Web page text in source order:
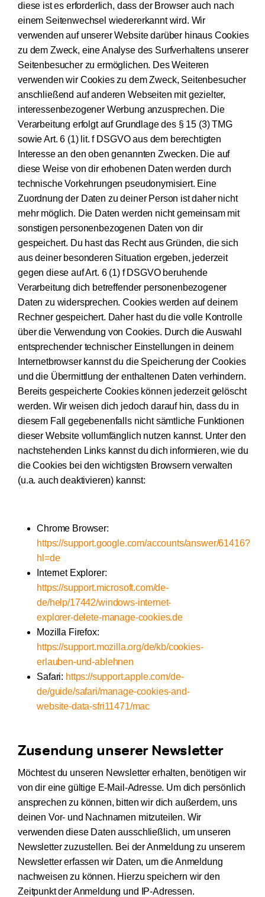
diese ist es erforderlich, dass der Browser auch nach
einem Seitenwechsel wiedererkannt wird. Wir
verwenden auf unserer Website darüber hinaus Cookies
zu dem Zweck, eine Analyse des Surfverhaltens unserer
Seitenbesucher zu ermöglichen. Des Weiteren
verwenden wir Cookies zu dem Zweck, Seitenbesucher
anschließend auf anderen Webseiten mit gezielter,
interessenbezogener Werbung anzusprechen. Die
Verarbeitung erfolgt auf Grundlage des § 15 (3) TMG
sowie Art. 6 (1) lit. f DSGVO aus dem berechtigten
Interesse an den oben genannten Zwecken. Die auf
diese Weise von dir erhobenen Daten werden durch
technische Vorkehrungen pseudonymisiert. Eine
Zuordnung der Daten zu deiner Person ist daher nicht
mehr möglich. Die Daten werden nicht gemeinsam mit
sonstigen personenbezogenen Daten von dir
gespeichert. Du hast das Recht aus Gründen, die sich
aus deiner besonderen Situation ergeben, jederzeit
gegen diese auf Art. 6 (1) f DSGVO beruhende
Verarbeitung dich betreffender personenbezogener
Daten zu widersprechen. Cookies werden auf deinem
Rechner gespeichert. Daher hast du die volle Kontrolle
über die Verwendung von Cookies. Durch die Auswahl
entsprechender technischer Einstellungen in deinem
Internetbrowser kannst du die Speicherung der Cookies
und die Übermittlung der enthaltenen Daten verhindern.
Bereits gespeicherte Cookies können jederzeit gelöscht
werden. Wir weisen dich jedoch darauf hin, dass du in
diesem Fall gegebenenfalls nicht sämtliche Funktionen
dieser Website vollumfänglich nutzen kannst. Unter den
nachstehenden Links kannst du dich informieren, wie du
die Cookies bei den wichtigsten Browsern verwalten
(u.a. auch deaktivieren) kannst:
Chrome Browser:
https://support.google.com/accounts/answer/61416?
hl=de
Internet Explorer:
https://support.microsoft.com/de-
de/help/17442/windows-internet-
explorer-delete-manage-cookies.de
Mozilla Firefox:
https://support.mozilla.org/de/kb/cookies-
erlauben-und-ablehnen
Safari: https://support.apple.com/de-
de/guide/safari/manage-cookies-and-
website-data-sfri11471/mac
Zusendung unserer Newsletter
Möchtest du unseren Newsletter erhalten, benötigen wir
von dir eine gültige E-Mail-Adresse. Um dich persönlich
ansprechen zu können, bitten wir dich außerdem, uns
deinen Vor- und Nachnamen mitzuteilen. Wir
verwenden diese Daten ausschließlich, um unseren
Newsletter zuzustellen. Bei der Anmeldung zu unserem
Newsletter erfassen wir Daten, um die Anmeldung
nachweisen zu können. Hierzu speichern wir den
Zeitpunkt der Anmeldung und IP-Adressen.